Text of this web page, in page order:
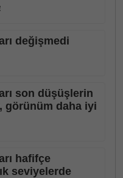
değişmedi
son düşüşlerin
görünüm daha iyi
hafifçe
seviyelerde